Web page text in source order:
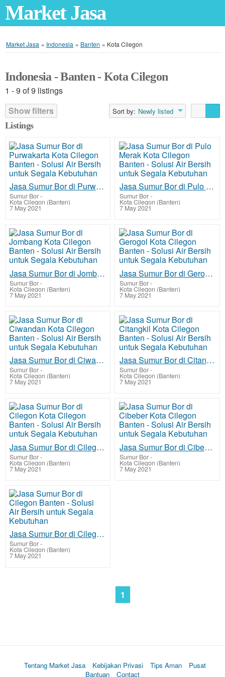
Market Jasa
Market Jasa » Indonesia » Banten » Kota Cilegon
Indonesia - Banten - Kota Cilegon
1 - 9 of 9 listings
Show filters
Sort by: Newly listed
Listings
Jasa Sumur Bor di Purwakarta Kota Cilegon Banten - Solusi Air Bersih untuk Segala Kebutuhan
Sumur Bor-
Kota Cilegon (Banten)
7 May 2021
Jasa Sumur Bor di Pulo Merak Kota Cilegon Banten - Solusi Air Bersih untuk Segala Kebutuhan
Sumur Bor-
Kota Cilegon (Banten)
7 May 2021
Jasa Sumur Bor di Jombang Kota Cilegon Banten - Solusi Air Bersih untuk Segala Kebutuhan
Sumur Bor-
Kota Cilegon (Banten)
7 May 2021
Jasa Sumur Bor di Gerogol Kota Cilegon Banten - Solusi Air Bersih untuk Segala Kebutuhan
Sumur Bor-
Kota Cilegon (Banten)
7 May 2021
Jasa Sumur Bor di Ciwandan Kota Cilegon Banten - Solusi Air Bersih untuk Segala Kebutuhan
Sumur Bor-
Kota Cilegon (Banten)
7 May 2021
Jasa Sumur Bor di Citangkil Kota Cilegon Banten - Solusi Air Bersih untuk Segala Kebutuhan
Sumur Bor-
Kota Cilegon (Banten)
7 May 2021
Jasa Sumur Bor di Cilegon Kota Cilegon Banten - Solusi Air Bersih untuk Segala Kebutuhan
Sumur Bor-
Kota Cilegon (Banten)
7 May 2021
Jasa Sumur Bor di Cibeber Kota Cilegon Banten - Solusi Air Bersih untuk Segala Kebutuhan
Sumur Bor-
Kota Cilegon (Banten)
7 May 2021
Jasa Sumur Bor di Cilegon Banten - Solusi Air Bersih untuk Segala Kebutuhan
Sumur Bor-
Kota Cilegon (Banten)
7 May 2021
1
Tentang Market Jasa Kebijakan Privasi Tips Aman
Pusat
Bantuan
Contact